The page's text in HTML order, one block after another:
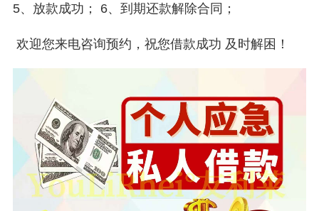
5、放款成功； 6、到期还款解除合同；
欢迎您来电咨询预约，祝您借款成功 及时解困！